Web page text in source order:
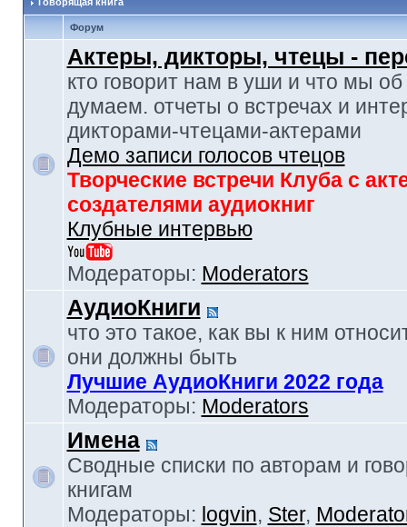
Форум
Актеры, дикторы, чтецы -
кто говорит нам в уши и что мы
думаем. отчеты о встречах и
дикторами-чтецами-актерами
Демо записи голосов чтецов
Творческие встречи Клуба с
создателями аудиокниг
Клубные интервью
Модераторы: Moderators
АудиоКниги
что это такое, как вы к ним
они должны быть
Лучшие АудиоКниги 2022 года
Модераторы: Moderators
Имена
Сводные списки по авторам и
книгам
Модераторы: logvin, Ster,